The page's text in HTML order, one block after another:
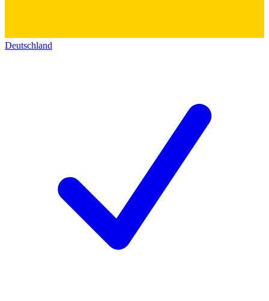
Deutschland